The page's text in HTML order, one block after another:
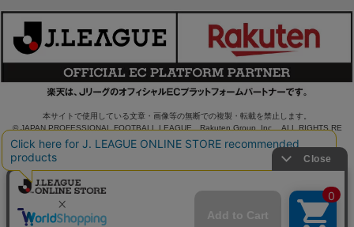
本サイトで使用している文章・画像等の無断での複製・転載を禁止します。
© JAPAN PROFESSIONAL FOOTBALL LEAGUE Rakuten Group, Inc. ALL RIGHTS RE
SERVED.